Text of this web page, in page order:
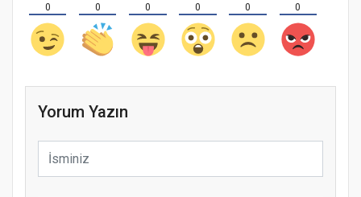
0 0 0 0 0 0
Yorum Yazın